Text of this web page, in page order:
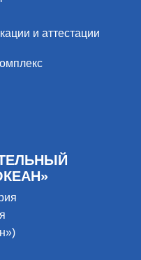
и аттестации